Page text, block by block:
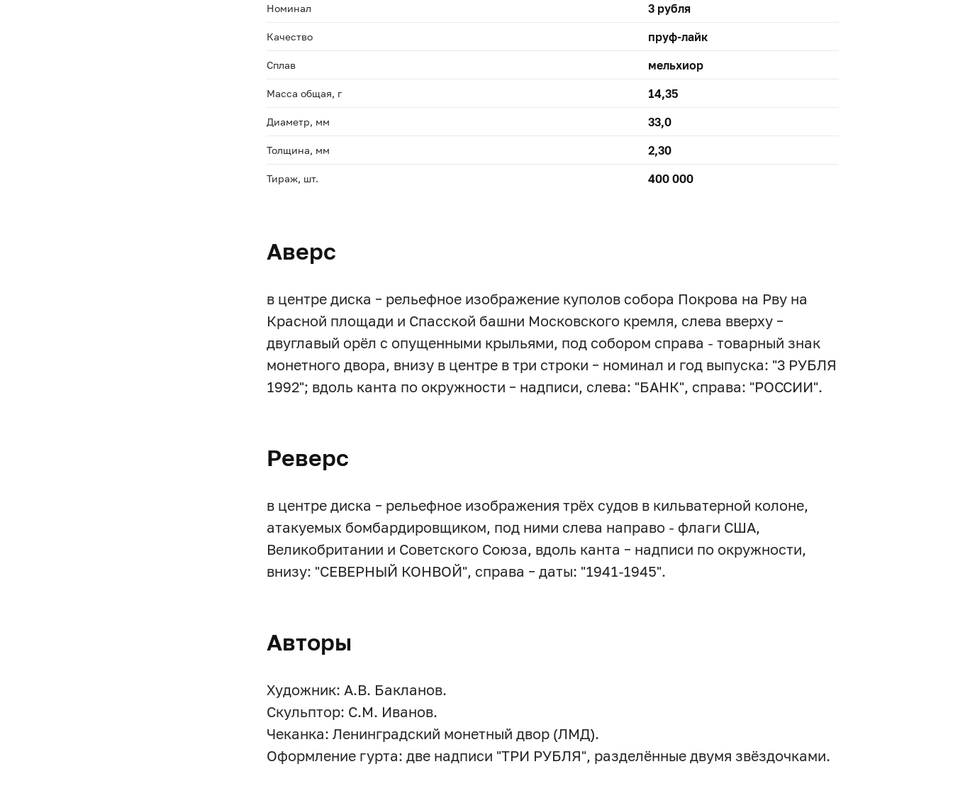
Номинал 3 рубля
Качество пруф-лайк
Сплав мельхиор
Масса общая, г 14,35
Диаметр, мм 33,0
Толщина, мм 2,30
Тираж, шт. 400 000
Аверс
в центре диска – рельефное изображение куполов собора Покрова на Рву на
Красной площади и Спасской башни Московского кремля, слева вверху –
двуглавый орёл с опущенными крыльями, под собором справа - товарный знак
монетного двора, внизу в центре в три строки – номинал и год выпуска: "3 РУБЛЯ
1992"; вдоль канта по окружности – надписи, слева: "БАНК", справа: "РОССИИ".
Реверс
в центре диска – рельефное изображения трёх судов в кильватерной колоне,
атакуемых бомбардировщиком, под ними слева направо - флаги США,
Великобритании и Советского Союза, вдоль канта – надписи по окружности,
внизу: "СЕВЕРНЫЙ КОНВОЙ", справа – даты: "1941-1945".
Авторы
Художник: А.В. Бакланов.
Скульптор: С.М. Иванов.
Чеканка: Ленинградский монетный двор (ЛМД).
Оформление гурта: две надписи "ТРИ РУБЛЯ", разделённые двумя звёздочками.